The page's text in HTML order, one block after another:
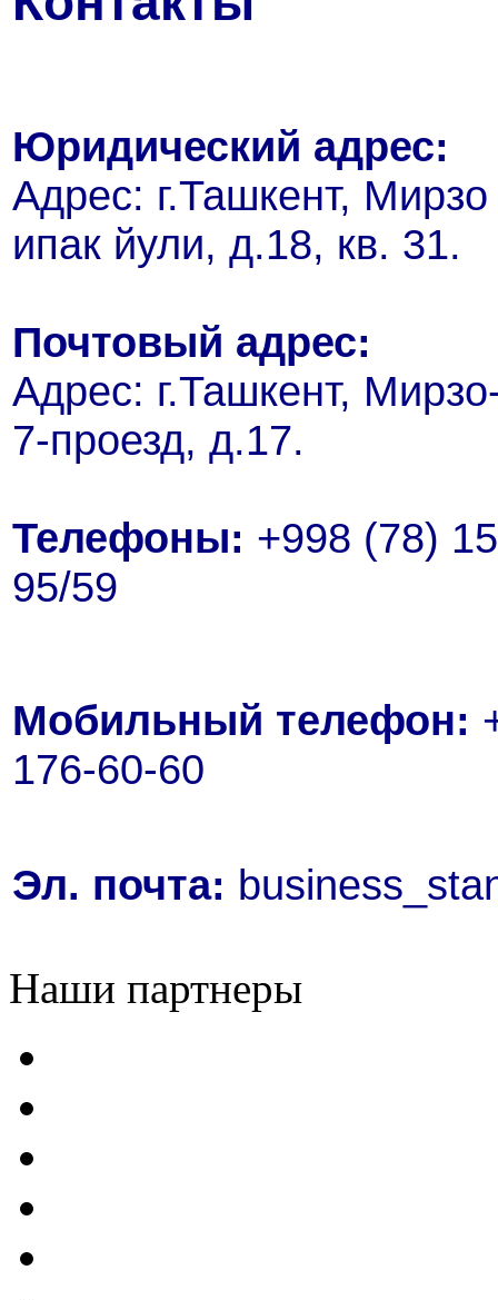
Юридический адрес:
Адрес: г.Ташкент,
ипак йули, д.18, кв. 31.
Почтовый адрес:
Адрес: г.Ташкент,
7-проезд, д.17.
Телефоны: +998 (78)
95/59
Мобильный телефон:
176-60-60
Эл. почта:
Наши партнеры